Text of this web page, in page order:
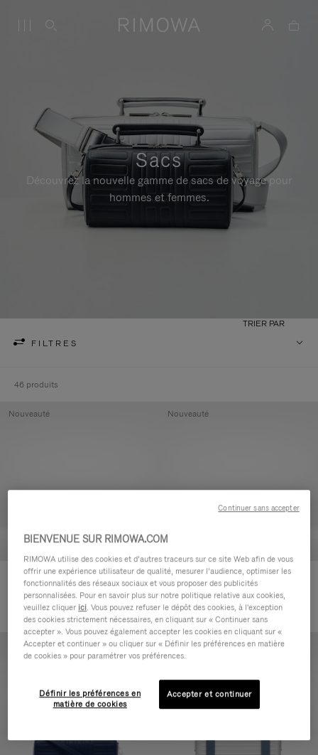
Sacs
Découvrez la nouvelle gamme de sacs de voyage pour
hommes et femmes.
FILTRES
TRIER PAR
46 produits
Groove - Cuir Pochette zippée
420,00 €
Nouveauté
Groove - Cuir Pochette zippée
420,00 €
Nouveauté
Nouveauté
BIENVENUE SUR RIMOWA.COM
RIMOWA utilise des cookies et d’autres traceurs sur ce site Web afin de vous
offrir une expérience utilisateur de qualité, mesurer l’audience, optimiser les
fonctionnalités des réseaux sociaux et vous proposer des publicités
personnalisées. Pour en savoir plus sur notre politique relative aux cookies,
veuillez cliquer ici. Vous pouvez refuser le dépôt des cookies, à l'exception
des cookies strictement nécessaires, en cliquant sur « Continuer sans
accepter ». Vous pouvez également accepter les cookies en cliquant sur «
Accepter et continuer » ou cliquer sur « Définir les préférences en matière
de cookies » pour paramétrer vos préférences.
Définir les préférences en
matière de cookies
Accepter et continuer
Continuer sans accepter